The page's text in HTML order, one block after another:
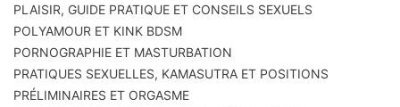
PLAISIR, GUIDE PRATIQUE ET CONSEILS SEXUELS
POLYAMOUR ET KINK BDSM
PORNOGRAPHIE ET MASTURBATION
PRATIQUES SEXUELLES, KAMASUTRA ET POSITIONS
PRÉLIMINAIRES ET ORGASME